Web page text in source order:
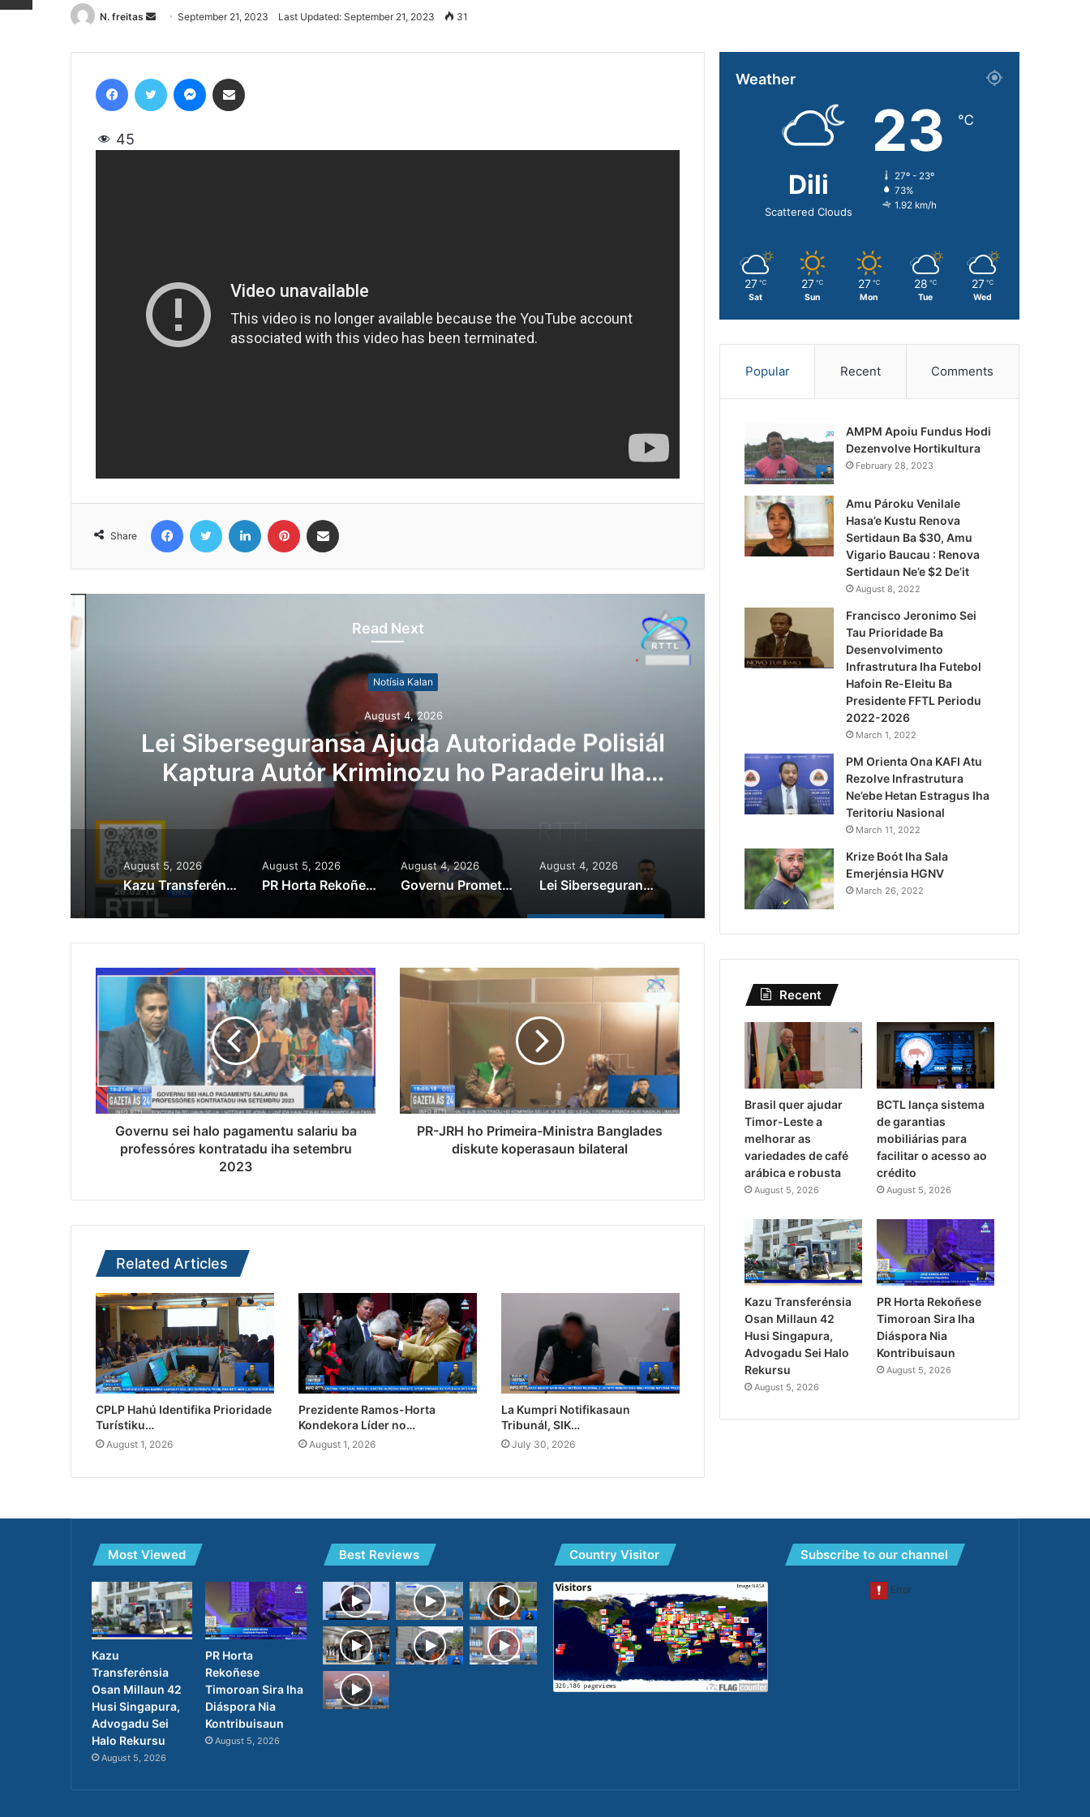
N. freitas
Send
email
September 21, 2023 Last Updated: September 21, 2023 31
45
Share
Read Next
Notísia Kalan
August 4, 2026
Lei Siberseguransa Ajuda Autoridade Polisiál
Kaptura Autór Kriminozu ho Paradeiru Iha
Estranjeiru
Kazu Transferénsia
Singapura, Advogadu
August 5, 2026
Kazu Transferénsia Osan Millaun 42 Husi Singapura, Advogadu Sei Halo Rekursu
August 5, 2026
PR Horta Rekoñese Timoroan Sira Iha Diáspora Nia Kontribuisaun
August 4, 2026
Governu Promete Tau Prioridade ba Setór Minerais no Setór Produtivu
August 4, 2026
Lei Siberseguransa Ajuda Autoridade Polisiál Kaptura Autór Kriminozu ho Paradeiru Iha Estranjeiru
Governu sei halo pagamentu salariu ba
professóres kontratadu iha setembru
2023
PR-JRH ho Primeira-Ministra Banglades
diskute koperasaun bilateral
Related Articles
CPLP Hahú Identifika Prioridade
Turístiku…
August 1, 2026
Prezidente Ramos-Horta
Kondekora Líder no…
August 1, 2026
La Kumpri Notifikasaun
Tribunál, SIK…
July 30, 2026
Weather
Dili
Scattered Clouds
23 ℃
27º - 23º
73%
1.92 km/h
27 ℃
Sat
27 ℃
Sun
27 ℃
Mon
28 ℃
Tue
27 ℃
Wed
Popular Recent Comments
AMPM Apoiu Fundus Hodi
Dezenvolve Hortikultura
February 28, 2023
Amu Pároku Venilale
Hasa’e Kustu Renova
Sertidaun Ba $30, Amu
Vigario Baucau : Renova
Sertidaun Ne’e $2 De’it
August 8, 2022
Francisco Jeronimo Sei
Tau Prioridade Ba
Desenvolvimento
Infrastrutura Iha Futebol
Hafoin Re-Eleitu Ba
Presidente FFTL Periodu
2022-2026
March 1, 2022
PM Orienta Ona KAFI Atu
Rezolve Infrastrutura
Ne’ebe Hetan Estragus Iha
Teritoriu Nasional
March 11, 2022
Krize Boót Iha Sala
Emerjénsia HGNV
March 26, 2022
Recent
Brasil quer ajudar
Timor-Leste a
melhorar as
variedades de café
arábica e robusta
August 5, 2026
BCTL lança sistema
de garantias
mobiliárias para
facilitar o acesso ao
crédito
August 5, 2026
Kazu Transferénsia
Osan Millaun 42
Husi Singapura,
Advogadu Sei Halo
Rekursu
August 5, 2026
PR Horta Rekoñese
Timoroan Sira Iha
Diáspora Nia
Kontribuisaun
August 5, 2026
Most Viewed
Kazu
Transferénsia
Osan Millaun 42
Husi Singapura,
Advogadu Sei
Halo Rekursu
August 5, 2026
PR Horta
Rekoñese
Timoroan Sira Iha
Diáspora Nia
Kontribuisaun
August 5, 2026
Best Reviews Country Visitor Subscribe to our channel